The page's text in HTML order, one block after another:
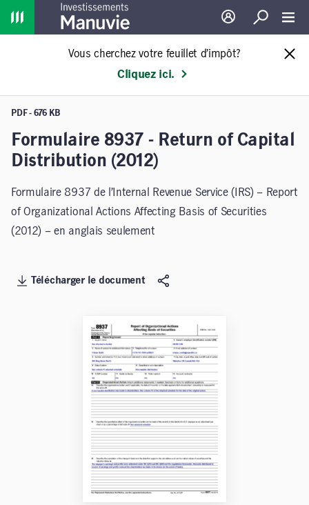
Home
Ouverture de
Recherche
Vous cherchez votre feuillet d’impôt?
Cliquez ici.
PDF - 676 KB
Formulaire 8937 - Return of Capital
Distribution (2012)
Formulaire 8937 de l’Internal Revenue Service (IRS) – Report
of Organizational Actions Affecting Basis of Securities
(2012) – en anglais seulement
Télécharger le document